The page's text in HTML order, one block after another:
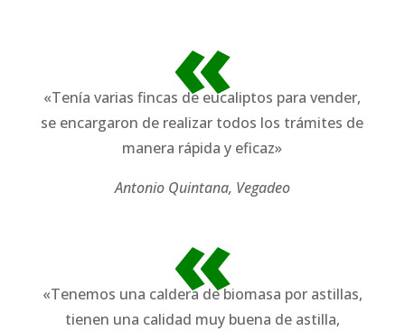
«
«Tenía varias fincas de eucaliptos para vender,
se encargaron de realizar todos los trámites de
manera rápida y eficaz»
Antonio Quintana, Vegadeo
«
«Tenemos una caldera de biomasa por astillas,
tienen una calidad muy buena de astilla,